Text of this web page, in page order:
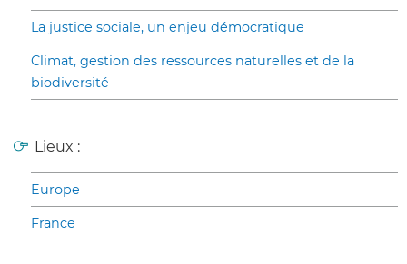
La justice sociale, un enjeu démocratique
Climat, gestion des ressources naturelles et de la
biodiversité
Lieux :
Europe
France